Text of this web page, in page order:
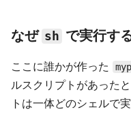
なぜ sh で実行す
ここに誰かが作った
ルスクリプトがあった
トは一体どのシェルで